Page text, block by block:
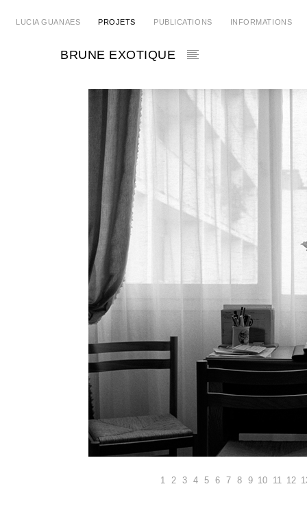
LUCIA GUANAES PROJETS PUBLICATIONS INFORMATIONS
BRUNE EXOTIQUE
1 2 3 4 5 6 7 8 9 10 11 12